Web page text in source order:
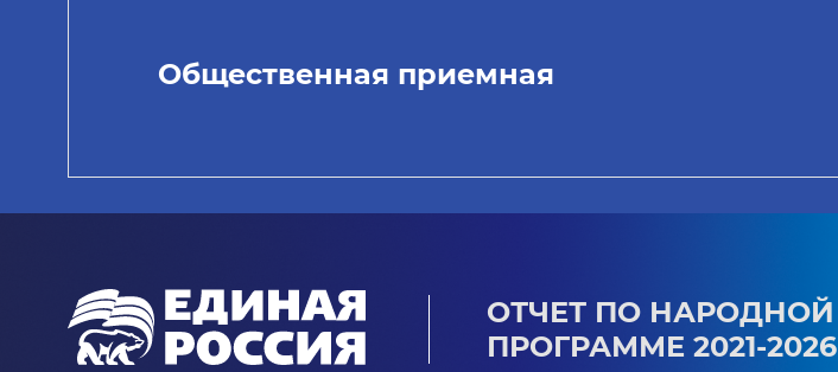
Общественная приемная
ОТЧЕТ ПО НАРОДНОЙ
ПРОГРАММЕ 2021-2026